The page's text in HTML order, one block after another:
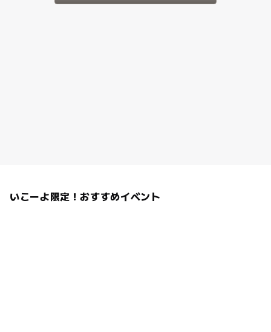
いこーよ限定！おすすめイベント